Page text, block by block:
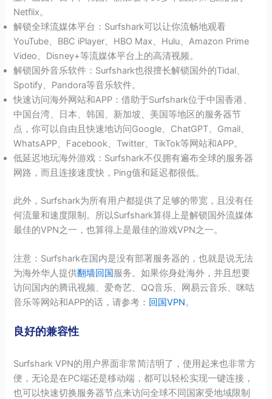
Netflix。
解锁全球流媒体平台：Surfshark可以让你流畅地观看
YouTube、BBC iPlayer、HBO Max、Hulu、Amazon Prime
Video、Disney+等流媒体平台上的高清视频。
解锁国外音乐软件：Surfshark也很擅长解锁国外的Tidal、
Spotify、Pandora等音乐软件。
快速访问海外网站和APP：借助于Surfshark位于中国香港、
中国台湾、日本、韩国、新加坡、美国等地区的服务器节
点，你可以自由且快速地访问Google、ChatGPT、Gmail、
WhatsAPP、Facebook、Twitter、TikTok等网站和APP。
低延迟地玩海外游戏：Surfshark不仅拥有遍布全球的服务器
网路，而且连接速度快，Ping值和延迟都很低。
此外，Surfshark为所有用户都提供了足够的带宽，且没有任
何流量和速度限制。所以Surfshark算得上是解锁国外流媒体
最佳的VPN之一，也算得上是最佳的游戏VPN之一。
注意：Surfshark在国内是没有部署服务器的，也就是说无法
为海外华人提供翻墙回国 服务。如果你身处海外，并且想要
访问国内的腾讯视频、爱奇艺、QQ音乐、网易云音乐、咪咕
音乐等网站和APP的话，请参考： 回国VPN。
良好的兼容性
Surfshark VPN的用户界面非常简洁明了，使用起来也非常方
便，无论是在PC端还是移动端，都可以轻松实现一键连接，
也可以快速切换服务器节点来访问全球不同国家受地域限制